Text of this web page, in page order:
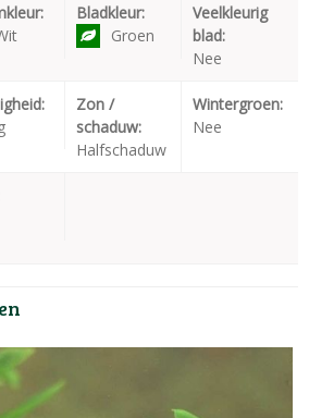
Bladkleur:
Groen
Veelkleurig
blad:
Nee
Zon /
schaduw:
Halfschaduw
Wintergroen:
Nee